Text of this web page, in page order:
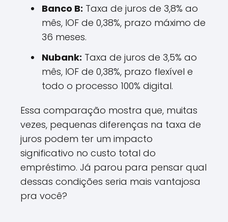
Banco B: Taxa de juros de 3,8% ao
mês, IOF de 0,38%, prazo máximo de
36 meses.
Nubank: Taxa de juros de 3,5% ao
mês, IOF de 0,38%, prazo flexível e
todo o processo 100% digital.
Essa comparação mostra que, muitas
vezes, pequenas diferenças na taxa de
juros podem ter um impacto
significativo no custo total do
empréstimo. Já parou para pensar qual
dessas condições seria mais vantajosa
pra você?